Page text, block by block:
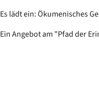
Es lädt ein: Ökumenisches
Ein Angebot am "Pfad der